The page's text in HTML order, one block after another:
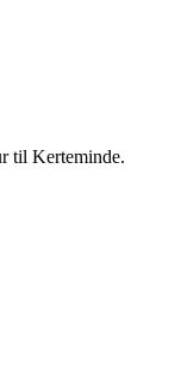
til Kerteminde.